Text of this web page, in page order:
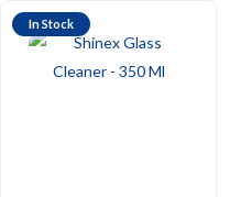
In Stock